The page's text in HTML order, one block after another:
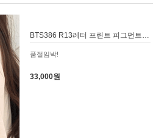
BTS386 R13레터 프린트 피그먼트 반팔 티셔츠
품절임박!
33,000원